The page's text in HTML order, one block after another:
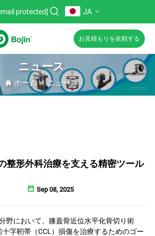
protected] JA
お見積もりを依頼する
ニュース
ホーム>ニュース
整形外科治療を支える精密ツール
Sep 08, 2025
野において、膝蓋骨近位水平化骨切り術
十字靭帯（CCL）損傷を治療するためのゴー